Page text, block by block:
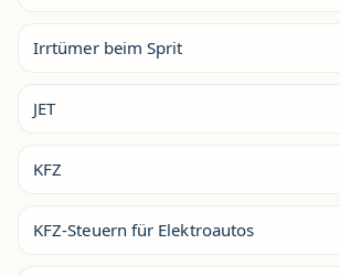
Irrtümer beim Sprit
JET
KFZ
KFZ-Steuern für Elektroautos